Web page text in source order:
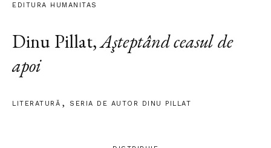
EDITURA HUMANITAS
Dinu Pillat,Aşteptând ceasul de
apoi
LITERATURĂ SERIA DE AUTOR DINU PILLAT